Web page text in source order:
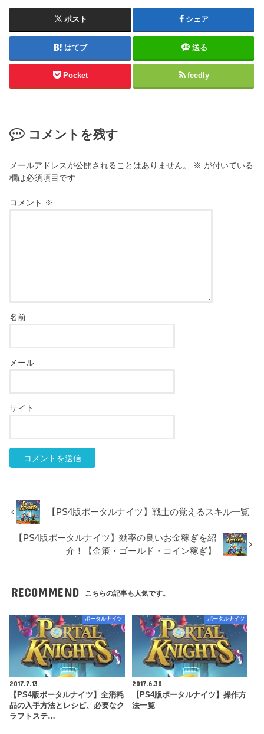
ポスト シェア
はてブ 送る
Pocket feedly
コメントを残す
メールアドレスが公開されることはありません。 ※ が付いている
欄は必須項目です
コメント ※
名前
メール
サイト
【PS4版ポータルナイツ】戦士の覚えるスキル一覧
【PS4版ポータルナイツ】効率の良いお金稼ぎを紹
介！【金策・ゴールド・コイン稼ぎ】
RECOMMEND こちらの記事も人気です。
ポータルナイツ
2017.7.13
【PS4版ポータルナイツ】全消耗
品の入手方法とレシピ、必要なク
ラフトステ…
ポータルナイツ
2017.6.30
【PS4版ポータルナイツ】操作方
法一覧